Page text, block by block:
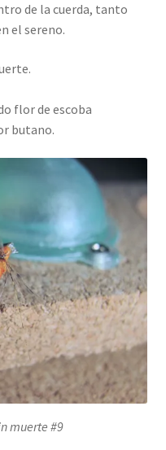
de la cuerda, tanto
el sereno.
flor de escoba
butano.
muerte #9